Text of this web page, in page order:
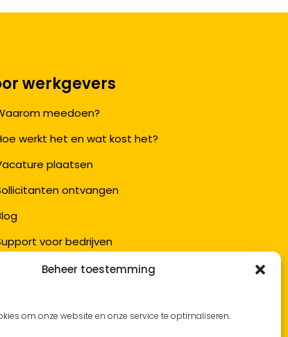
Beheer toestemming
om onze website en onze service te optimaliseren.
werkgevers
meedoen?
werkt het en wat kost het?
plaatsen
ontvangen
voor bedrijven
Nieuwsbrief